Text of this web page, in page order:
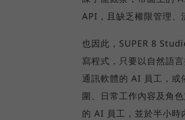
API，且缺乏權限管理、
也因此，SUPER 8
寫程式，只要以自然語
通訊軟體的 AI 員工，或
圍、日常工作內容及角
的 AI 員工，並於半小時